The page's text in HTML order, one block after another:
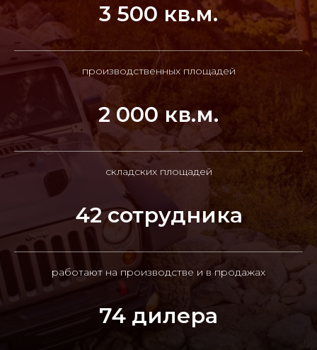
3 500 кв.м.
производственных площадей
2 000 кв.м.
складских площадей
42 сотрудника
работают на производстве и в продажах
74 дилера